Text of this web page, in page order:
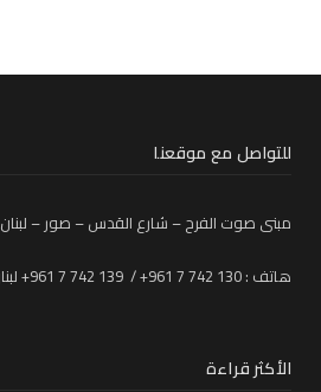
للتواصل مع موقعنا
مبنى صوت الفرح – شارع القدس – صور – لبنان
هاتف : 130 742 7 961+ / 139 742 7 961+ لبنان
الأكثر قراءة